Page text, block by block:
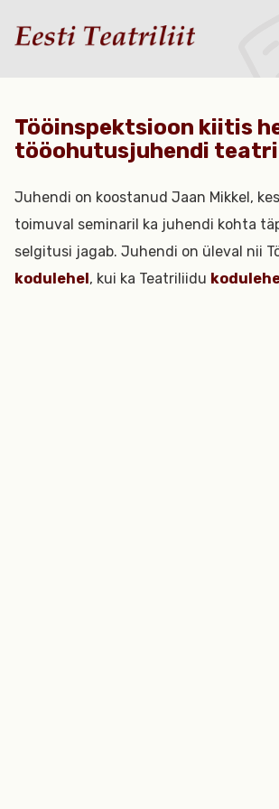
Tööinspektsioon kiitis
tööohutusjuhendi
Juhendi on koostanud Jaan Mikkel,
toimuval seminaril ka juhendi kohta
selgitusi jagab. Juhendi on üleval nii
kodulehel, kui ka Teatriliidu